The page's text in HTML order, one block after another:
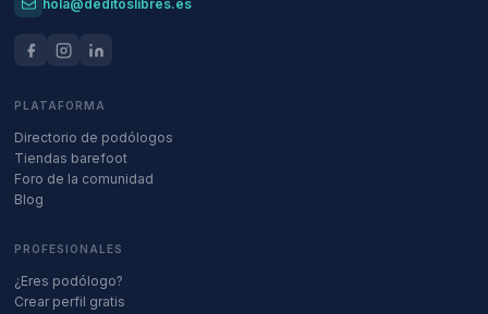
hola@deditoslibres.es
PLATAFORMA
Directorio de podólogos
Tiendas barefoot
Foro de la comunidad
Blog
PROFESIONALES
¿Eres podólogo?
Crear perfil gratis